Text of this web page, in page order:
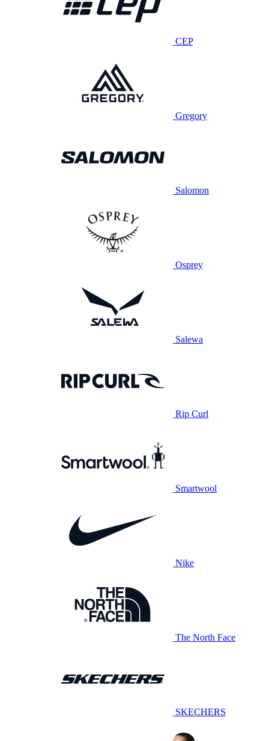
CEP
Gregory
Salomon
Osprey
Salewa
Rip Curl
Smartwool
Nike
The North Face
SKECHERS